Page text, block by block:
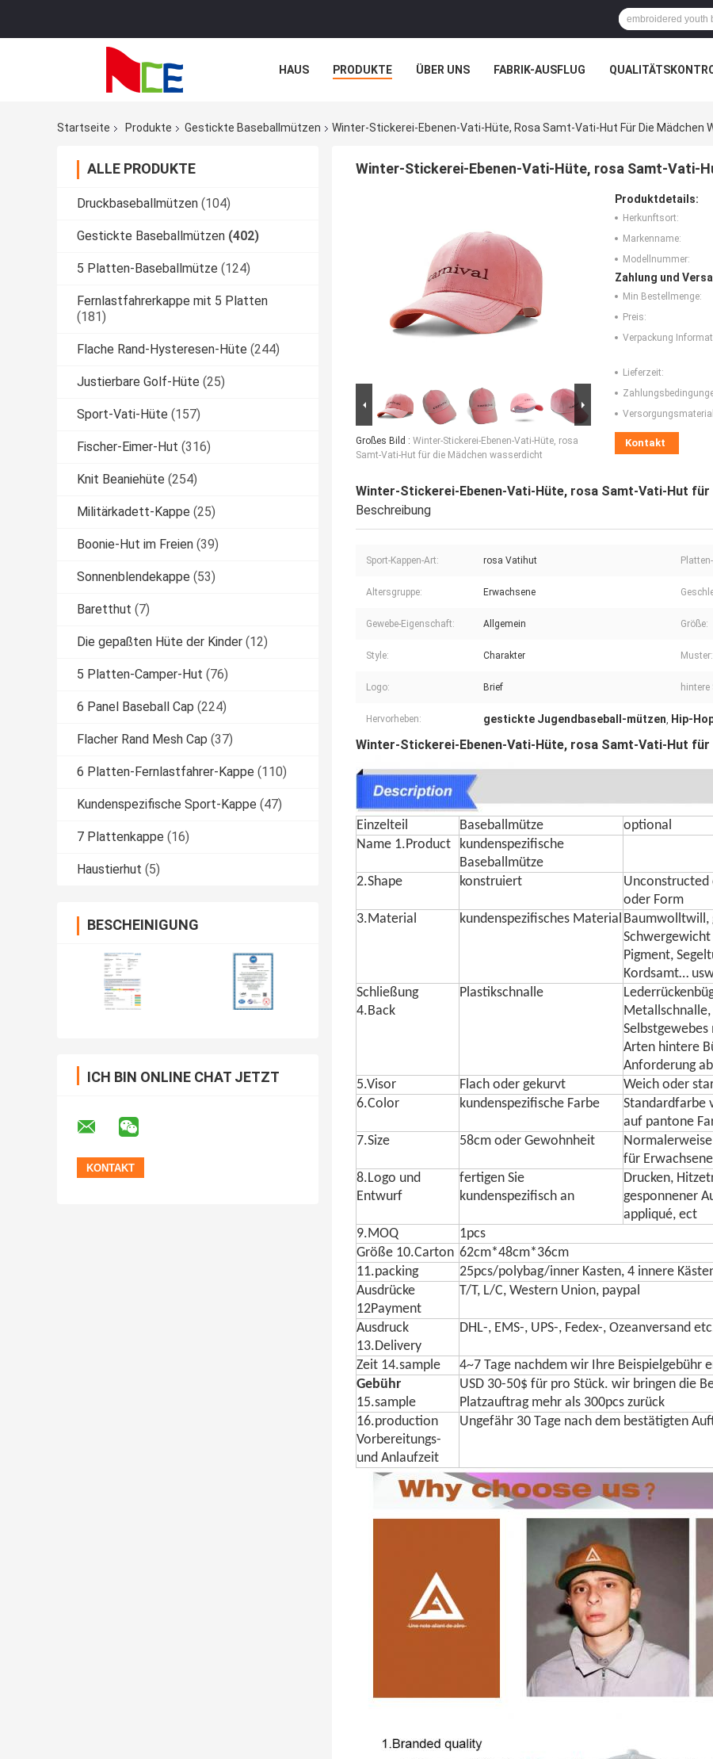
HAUS PRODUKTE ÜBER UNS FABRIK-AUSFLUG
Startseite
Produkte Gestickte Baseballmützen Winter-Stickerei-Ebenen-Vati-Hüte, Rosa Samt-Vati-Hut Für Die Mädchen
ALLE PRODUKTE
Druckbaseballmützen (104)
Gestickte Baseballmützen (402)
5 Platten-Baseballmütze (124)
Fernlastfahrerkappe mit 5 Platten
(181)
Flache Rand-Hysteresen-Hüte (244)
Justierbare Golf-Hüte (25)
Sport-Vati-Hüte (157)
Fischer-Eimer-Hut (316)
Knit Beaniehüte (254)
Militärkadett-Kappe (25)
Boonie-Hut im Freien (39)
Sonnenblendekappe (53)
Baretthut (7)
Die gepaßten Hüte der Kinder (12)
5 Platten-Camper-Hut (76)
6 Panel Baseball Cap (224)
Flacher Rand Mesh Cap (37)
6 Platten-Fernlastfahrer-Kappe (110)
Kundenspezifische Sport-Kappe (47)
7 Plattenkappe (16)
Haustierhut (5)
BESCHEINIGUNG
ICH BIN ONLINE CHAT JETZT
Winter-Stickerei-Ebenen-Vati-Hüte, rosa Samt-Vati-
Großes Bild : Winter-Stickerei-Ebenen-Vati-Hüte, rosa
Samt-Vati-Hut für die Mädchen wasserdicht
Produktdetails:
Herkunftsort:
Markenname:
Modellnummer:
Zahlung und
Min Bestellmenge:
Preis:
Verpackung
Lieferzeit:
Kontakt
Winter-Stickerei-Ebenen-Vati-Hüte, rosa Samt-Vati-Hut für
Beschreibung
Sport-Kappen-Art: rosa Vatihut
Altersgruppe: Erwachsene
Gewebe-Eigenschaft: Allgemein Größe:
Style: Charakter Muster:
Logo: Brief hintere
Hervorheben: gestickte Jugendbaseball-mützen, Hip-
Winter-Stickerei-Ebenen-Vati-Hüte, rosa Samt-Vati-Hut für
Einzelteil Baseballmütze
optional
Name 1.Product
kundenspezifische
Baseballmütze
2.Shape
konstruiert
oder Form
3.Material
kundenspezifisches Material Baumwolltwill,
Pigment,
Kordsamt…
Schließung
4.Back
Plastikschnalle
Arten hintere
Anforderung ab
5.Visor
Flach oder gekurvt
Weich oder
6.Color
kundenspezifische Farbe
Standardfarbe
auf pantone
7.Size
58cm oder Gewohnheit
für Erwachsene
8.Logo und
Entwurf
fertigen Sie
kundenspezifisch an
Drucken,
gesponnener
appliqué, ect
9.MOQ
1pcs
Größe 10.Carton 62cm*48cm*36cm
11.packing
25pcs/polybag/inner Kasten, 4 innere
Ausdrücke
12Payment
T/T, L/C, Western Union, paypal
Ausdruck
13.Delivery
DHL-, EMS-, UPS-, Fedex-, Ozeanversand
Zeit 14.sample
4~7 Tage nachdem wir Ihre Beispielgebühr
Gebühr
15.sample
USD 30-50$ für pro Stück. wir bringen die
Platzauftrag mehr als 300pcs zurück
16.production
Vorbereitungs-
und Anlaufzeit
Ungefähr 30 Tage nach dem bestätigten